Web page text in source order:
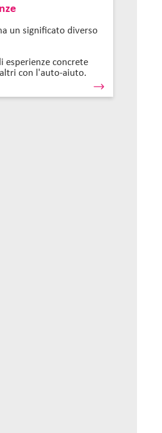
un significato diverso
esperienze concrete
con l'auto-aiuto.